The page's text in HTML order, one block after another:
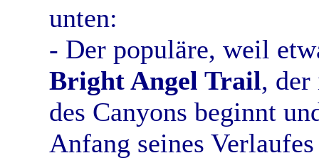
unten:
- Der populäre, weil
Bright Angel Trail, der
des Canyons beginnt
Anfang seines